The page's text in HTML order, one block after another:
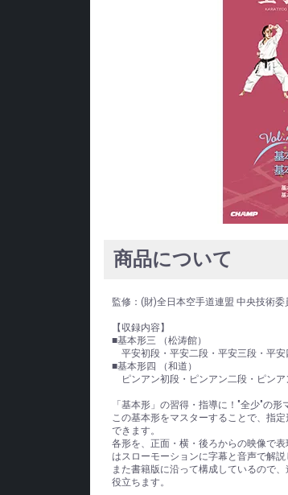
商品について
監修：(財)全日本空手道連盟 中央技術
【収録内容】
■基本形三 （松涛館）
平安初段・平安二段・平安三段・平安
■基本形四 （和道）
ピンアン初段・ピンアン二段・ピン
「基本形」の習得・指導に！"全少"の
この基本形をマスターすることで、指
できます。
各形を、正面・横・後ろからの映像で
はスローモーションに字幕と音声で解
また書籍版に沿って構成しているので
役立ちます。